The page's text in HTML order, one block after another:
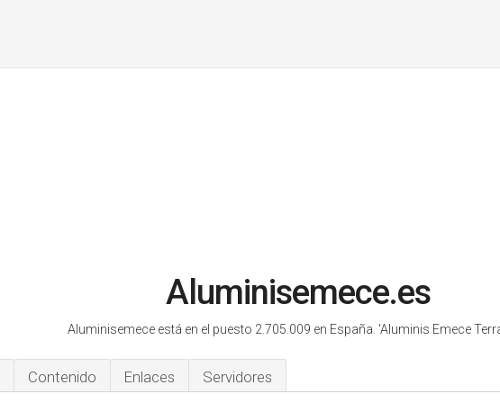
Aluminisemece.es
Aluminisemece está en el puesto 2.705.009 en España. 'Aluminis Emece
Contenido Enlaces Servidores